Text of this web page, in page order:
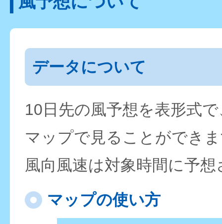
データについて
10日先の風予想を表形式
マップで見ることができ
風向風速は対象時間に予
マップの使い方